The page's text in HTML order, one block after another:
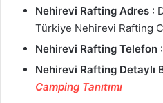
Nehirevi Rafting Adres :
Türkiye Nehirevi Rafting
Nehirevi Rafting Telefon
Nehirevi Rafting Detaylı
Camping Tanıtımı